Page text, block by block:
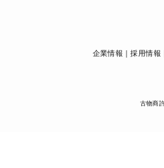
企業情報 採用情報
古物商